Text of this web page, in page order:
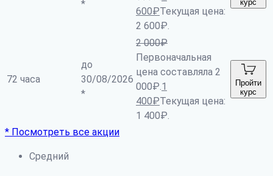
*
600₽Текущая цена:
2 600₽.
курс
72 часа
до
30/08/2026
*
2 000₽
Первоначальная
цена составляла 2
000₽.1
400₽Текущая цена:
1 400₽.
Пройти
курс
* Посмотреть все акции
Средний